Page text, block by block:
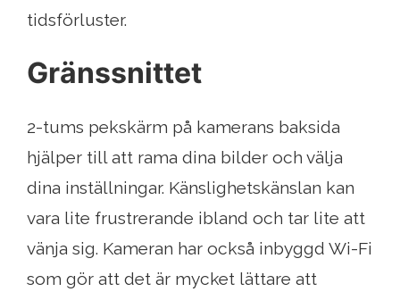
tidsförluster.
Gränssnittet
2-tums pekskärm på kamerans baksida
hjälper till att rama dina bilder och välja
dina inställningar. Känslighetskänslan kan
vara lite frustrerande ibland och tar lite att
vänja sig. Kameran har också inbyggd Wi-Fi
som gör att det är mycket lättare att